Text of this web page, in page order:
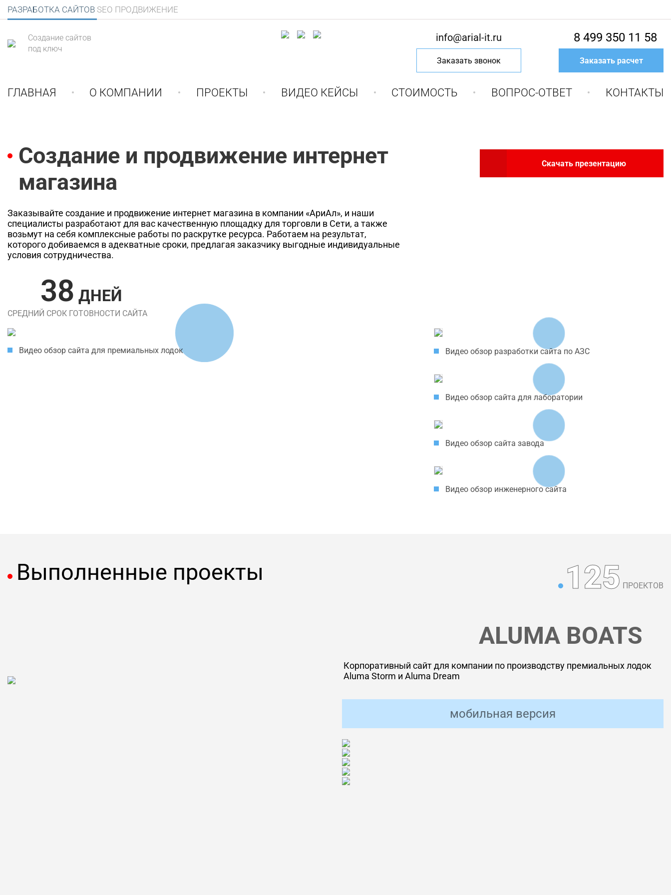
РАЗРАБОТКА САЙТОВ SEO ПРОДВИЖЕНИЕ
Создание сайтов
под ключ
info@arial-it.ru
Заказать звонок
8 499 350 11 58
Заказать расчет
ГЛАВНАЯ О КОМПАНИИ ПРОЕКТЫ ВИДЕО КЕЙСЫ СТОИМОСТЬ ВОПРОС-ОТВЕТ КОНТАКТЫ
Создание и продвижение интернет
магазина
Заказывайте создание и продвижение интернет магазина в компании «АриАл», и наши
специалисты разработают для вас качественную площадку для торговли в Сети, а также
возьмут на себя комплексные работы по раскрутке ресурса. Работаем на результат,
которого добиваемся в адекватные сроки, предлагая заказчику выгодные индивидуальные
условия сотрудничества.
38 ДНЕЙ
СРЕДНИЙ СРОК ГОТОВНОСТИ САЙТА
Скачать презентацию
Видео обзор сайта для премиальных лодок Видео обзор разработки сайта по АЗС
Видео обзор сайта для лаборатории
Видео обзор сайта завода
Видео обзор инженерного сайта
Выполненные проекты 125 ПРОЕКТОВ
ALUMA BOATS
Корпоративный сайт для компании по производству премиальных лодок
Aluma Storm и Aluma Dream
мобильная версия